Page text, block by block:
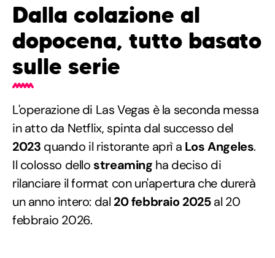
Dalla colazione al
dopocena, tutto basato
sulle serie
L'operazione di Las Vegas è la seconda messa
in atto da Netflix, spinta dal successo del
2023 quando il ristorante aprì a Los Angeles.
Il colosso dello streaming ha deciso di
rilanciare il format con un'apertura che durerà
un anno intero: dal 20 febbraio 2025al 20
febbraio 2026.